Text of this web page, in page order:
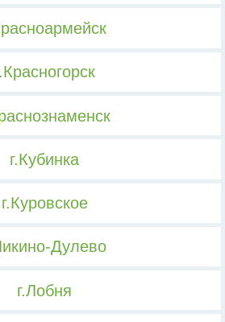
г.Кубинка
г.Куровское
Дулево
г.Лобня